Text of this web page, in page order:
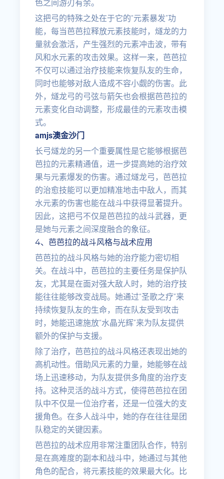
色之间游刃有余。
这把弓的特殊之处在于它的“元素暴发”功
能，每当芭芭拉释放元素技能时，燧龙的力
量就会激活，产生强烈的元素冲击波，带有
风和水元素的攻击效果。这样一来，芭芭拉
不仅可以通过治疗技能来恢复队友的生命，
同时也能够对敌人造成不容小觑的伤害。此
外，燧龙弓的弓弦与箭矢也会根据芭芭拉的
元素变化自动调整，形成最佳的元素攻击模
式。
amjs澳金沙门
长弓燧龙的另一个重要属性是它能够根据芭
芭拉的元素精通值，进一步提高她的治疗效
果与元素爆发的伤害。通过燧龙弓，芭芭拉
的治愈技能可以更加精准地击中敌人，而其
水元素的伤害也能在战斗中获得显著提升。
因此，这把弓不仅是芭芭拉的战斗武器，更
是她与元素之间深度融合的象征。
4、芭芭拉的战斗风格与战术应用
芭芭拉的战斗风格与她的治疗能力密切相
关。在战斗中，芭芭拉的主要任务是保护队
友，尤其是在面对强大敌人时，她的治疗技
能往往能够改变战局。她通过“圣歌之疗”来
持续恢复队友的生命，而在队友受到攻击
时，她能迅速施放“水晶光辉”来为队友提供
额外的保护与支援。
除了治疗，芭芭拉的战斗风格还表现出她的
高机动性。借助风元素的力量，她能够在战
场上迅速移动，为队友提供多角度的治疗支
持。这种灵活的战斗方式，使得芭芭拉在团
队中不仅是一位治疗者，还是一位强大的支
援角色。在多人战斗中，她的存在往往是团
队稳定的关键因素。
芭芭拉的战术应用非常注重团队合作，特别
是在高难度的副本和战斗中，她通过与其他
角色的配合，将元素技能的效果最大化。比